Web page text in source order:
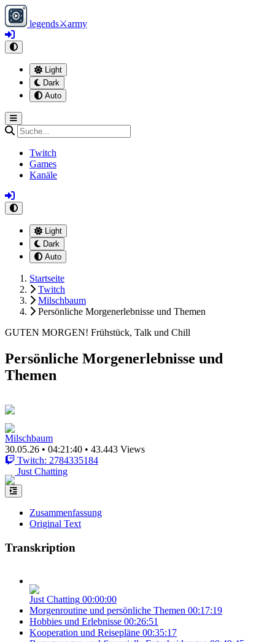
legends⚔army
Light
Dark
Auto
Twitch
Games
Kanäle
Light
Dark
Auto
Startseite
Twitch
Milschbaum
Persönliche Morgenerlebnisse und Themen
GUTEN MORGEN! Frühstück, Talk und Chill
Persönliche Morgenerlebnisse und
Themen
Milschbaum
30.05.26 • 04:21:40 • 43.443 Views
Twitch: 2784335184
Just Chatting
Zusammenfassung
Original Text
Transkription
Just Chatting 00:00:00
Morgenroutine und persönliche Themen 00:17:19
Hobbies und Erlebnisse 00:26:51
Kooperation und Reisepläne 00:35:17